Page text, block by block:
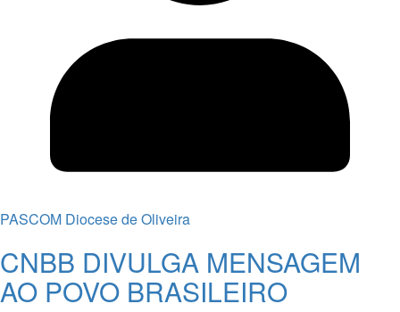
PASCOM Diocese de Oliveira
CNBB DIVULGA MENSAGEM
AO POVO BRASILEIRO